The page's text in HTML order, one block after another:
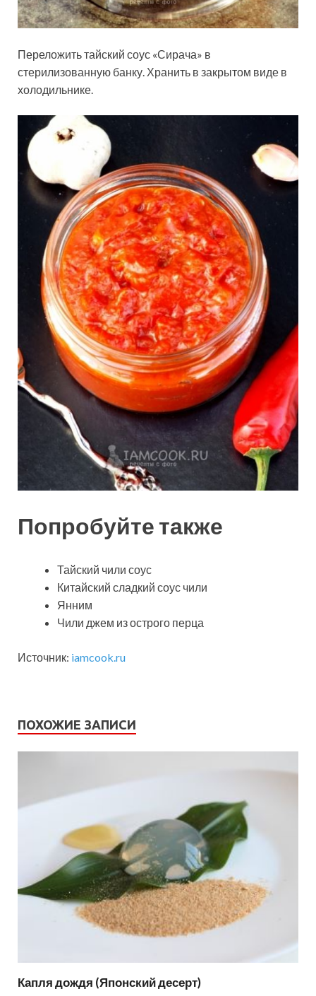
Переложить тайский соус «Сирача» в
стерилизованную банку. Хранить в закрытом виде в
холодильнике.
Попробуйте также
Тайский чили соус
Китайский сладкий соус чили
Янним
Чили джем из острого перца
Источник: iamcook.ru
ПОХОЖИЕ ЗАПИСИ
Капля дождя (Японский десерт)